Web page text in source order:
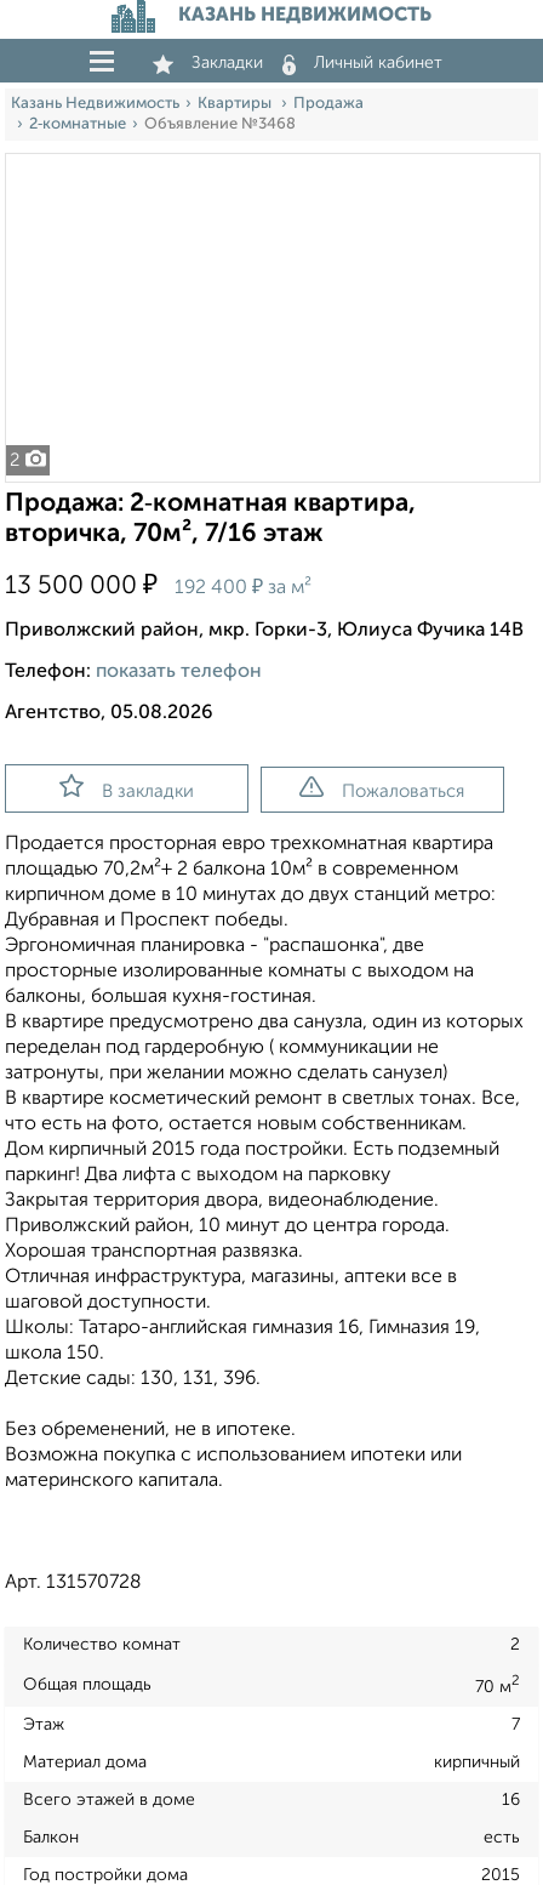
КАЗАНЬ НЕДВИЖИМОСТЬ
Закладки Личный кабинет
Казань Недвижимость Квартиры
Продажа
2‑комнатные
Объявление №3468
2
Продажа: 2‑комнатная квартира,
вторичка, 70м², 7/16 этаж
13 500 000 ₽ 192 400 ₽ за м²
Приволжский район, мкр. Горки-3, Юлиуса Фучика 14В
Телефон: показать телефон
Агентство, 05.08.2026
В закладки Пожаловаться
Продается просторная евро трехкомнатная квартира
площадью 70,2м²+ 2 балкона 10м² в современном
кирпичном доме в 10 минутах до двух станций метро:
Дубравная и Проспект победы.
Эргономичная планировка - "распашонка", две
просторные изолированные комнаты с выходом на
балконы, большая кухня-гостиная.
В квартире предусмотрено два санузла, один из которых
переделан под гардеробную ( коммуникации не
затронуты, при желании можно сделать санузел)
В квартире косметический ремонт в светлых тонах. Все,
что есть на фото, остается новым собственникам.
Дом кирпичный 2015 года постройки. Есть подземный
паркинг! Два лифта с выходом на парковку
Закрытая территория двора, видеонаблюдение.
Приволжский район, 10 минут до центра города.
Хорошая транспортная развязка.
Отличная инфраструктура, магазины, аптеки все в
шаговой доступности.
Школы: Татаро-английская гимназия 16, Гимназия 19,
школа 150.
Детские сады: 130, 131, 396.
Без обременений, не в ипотеке.
Возможна покупка с использованием ипотеки или
материнского капитала.
Арт. 131570728
Количество комнат 2
Общая площадь 70 м2
Этаж 7
Материал дома кирпичный
Всего этажей в доме 16
Балкон есть
Год постройки дома 2015